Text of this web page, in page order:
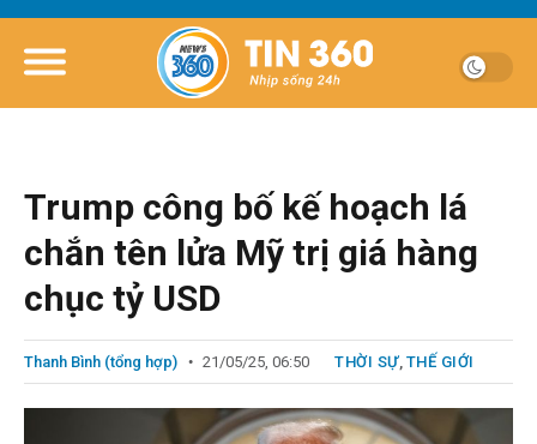
Trump công bố kế hoạch lá
chắn tên lửa Mỹ trị giá hàng
chục tỷ USD
Thanh Bình (tổng hợp) 21/05/25, 06:50 THỜI SỰ, THẾ GIỚI